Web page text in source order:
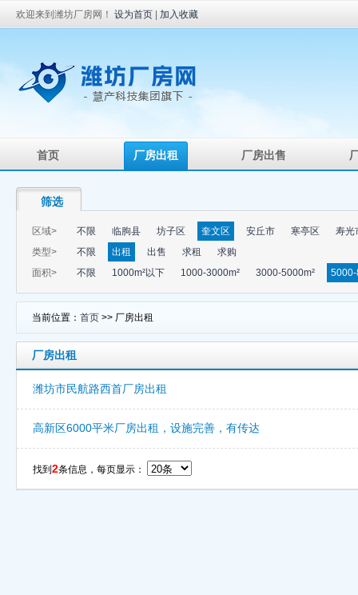
欢迎来到潍坊厂房网！ 设为首页 加入收藏
首页 厂房出租 厂房出售
筛选
区域> 不限 临朐县 坊子区 奎文区 安丘市 寒亭区
寿光
类型>
不限 出租 出售 求租
求购
面积>
不限 1000m²以下 1000-3000m² 3000-5000m² 5000-
当前位置： 首页 >> 厂房出租
厂房出租
潍坊市民航路西首厂房出租
高新区6000平米厂房出租，设施完善，有传达
找到 2条信息，每页显示：